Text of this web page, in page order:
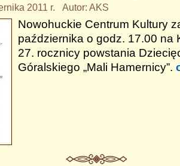
2011 r. Autor: AKS
Nowohuckie Centrum Kultury
października o godz. 17.00 na
27. rocznicy powstania
Góralskiego „Mali Hamernicy”.